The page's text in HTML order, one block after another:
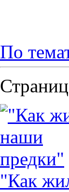
По
"Как